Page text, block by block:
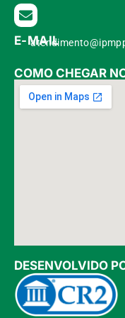
E-MAIL
COMO CHEGAR
DESENVOLVIDO